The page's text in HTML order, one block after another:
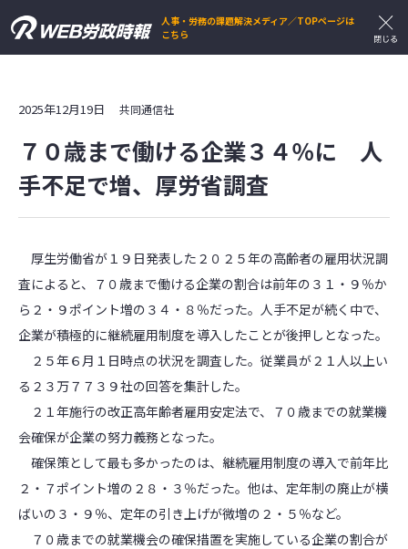
人事・労務の課題解決メディア／TOPページは
こちら
2025年12月19日 共同通信社
７０歳まで働ける企業３４％に 人
手不足で増、厚労省調査
厚生労働省が１９日発表した２０２５年の高齢者の雇用状況調
査によると、７０歳まで働ける企業の割合は前年の３１・９％か
ら２・９ポイント増の３４・８％だった。人手不足が続く中で、
企業が積極的に継続雇用制度を導入したことが後押しとなった。
２５年６月１日時点の状況を調査した。従業員が２１人以上い
る２３万７７３９社の回答を集計した。
２１年施行の改正高年齢者雇用安定法で、７０歳までの就業機
会確保が企業の努力義務となった。
確保策として最も多かったのは、継続雇用制度の導入で前年比
２・７ポイント増の２８・３％だった。他は、定年制の廃止が横
ばいの３・９％、定年の引き上げが微増の２・５％など。
７０歳までの就業機会の確保措置を実施している企業の割合が